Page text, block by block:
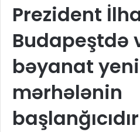
Prezident
Budapeştdə
bəyanat yeni
mərhələnin
başlanğıcıdır